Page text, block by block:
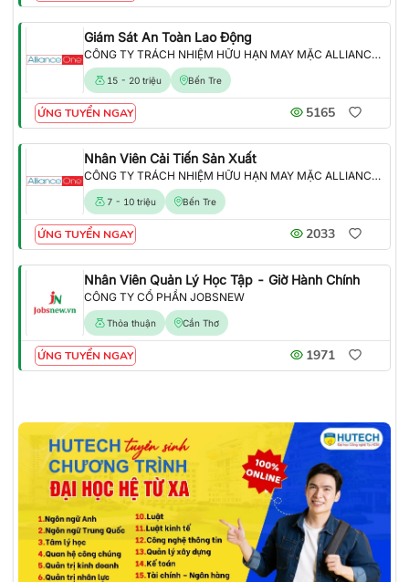
Giám Sát An Toàn Lao Động
CÔNG TY TRÁCH NHIỆM HỮU HẠN MAY MẶC ALLIANCE ONE
15 - 20 triệu Bến Tre
ỨNG TUYỂN NGAY 5165
Nhân Viên Cải Tiến Sản Xuất
CÔNG TY TRÁCH NHIỆM HỮU HẠN MAY MẶC ALLIANCE ONE
7 - 10 triệu Bến Tre
ỨNG TUYỂN NGAY 2033
Nhân Viên Quản Lý Học Tập - Giờ Hành Chính
CÔNG TY CỔ PHẦN JOBSNEW
Thỏa thuận Cần Thơ
ỨNG TUYỂN NGAY 1971